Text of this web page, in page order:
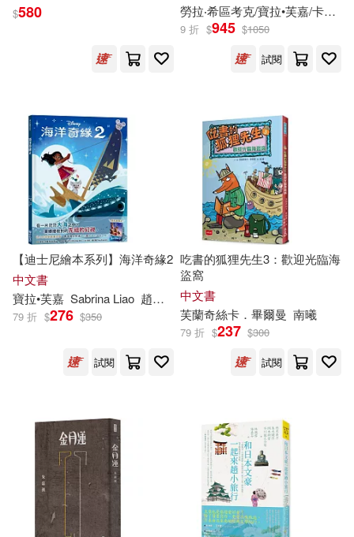
（芬蘭）托芙·揚松(36)
（英）威廉·莎士比亞(36)
(法)凡爾納(35)
世一編輯部(35) 川原正敏(35)
幼福編輯部(35)
星球地圖出版社(35)
本社編(35) 關心則亂(35)
國立海洋生物博物館(34)
萬達兒童文化(34)
上海科學技術文獻出版社(287)
吉林出版集團有限責任公司(287)
文匯出版社(278) 尖端(273)
中國人民大學出版社(270)
人民交通出版社(269)
五洲傳播出版社(265)
漢欣(265)
上海譯文出版社(259)
上海科學技術出版社(257)
and Piano / Aida-Carmen
$580
勞拉‧希區考克/寶拉•芙嘉/卡瑪拉尼．荷萊
9 折 $945 $1050
試閱
【迪士尼繪本系列】海洋奇緣2
中文書
寶拉•芙嘉 Sabrina Liao 趙艾力克斯（Alex Cho）
79 折 $276 $350
試閱
吃書的狐狸先生3：歡迎光臨海
盜窩
中文書
芙蘭奇絲卡．畢爾曼 南曦
79 折 $237 $300
試閱